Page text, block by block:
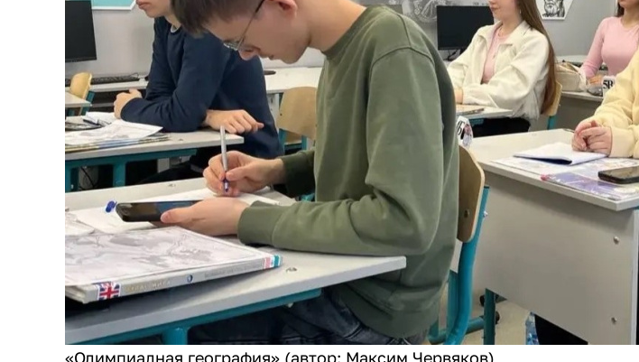
«Олимпиадная география» (автор: Максим Червяков)